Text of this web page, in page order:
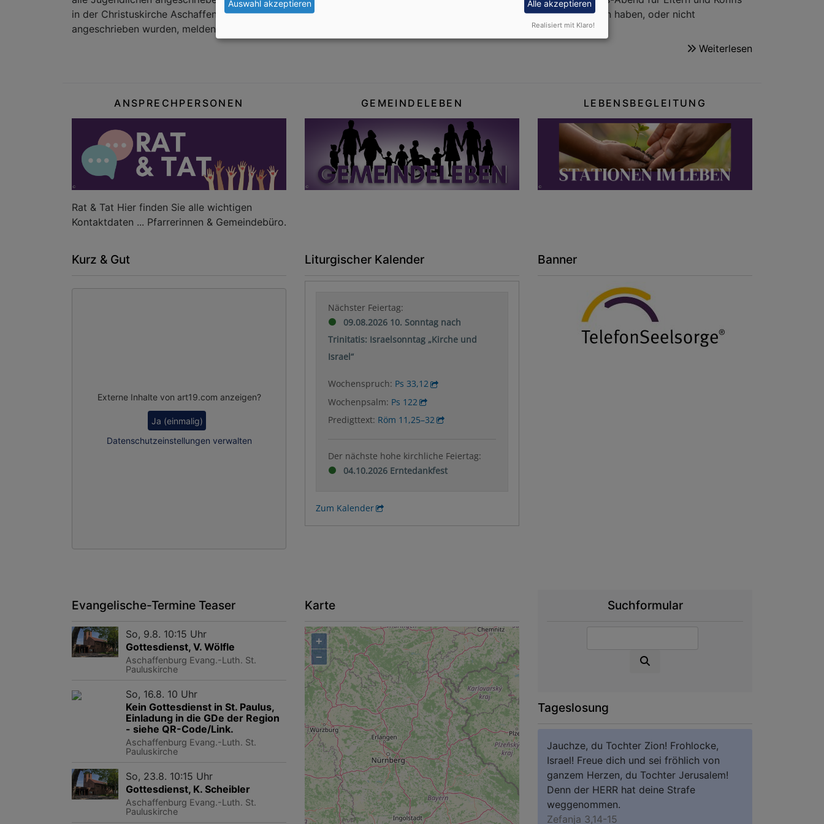
in der Christuskirche Aschaffenburg statt. Ende Juni 2026 ist dann der Anmeldeschluss. Wenn Sie dazu noch Fragen haben, oder nicht
angeschrieben wurden, melden Sie sich bitte im Pfarrbüro.
Weiterlesen
ANSPRECHPERSONEN
Rat & Tat Hier finden Sie alle wichtigen
Kontaktdaten ... Pfarrerinnen & Gemeindebüro.
GEMEINDELEBEN LEBENSBEGLEITUNG
Kurz & Gut
Externe Inhalte von art19.com anzeigen?
Ja (einmalig)
Datenschutzeinstellungen verwalten
Liturgischer Kalender
Nächster Feiertag:
09.08.2026 10. Sonntag nach
Trinitatis: Israelsonntag „Kirche und
Israel“
Wochenspruch: Ps 33,12
Wochenpsalm: Ps 122
Predigttext: Röm 11,25–32
Der nächste hohe kirchliche Feiertag:
04.10.2026 Erntedankfest
Zum Kalender
Banner
Evangelische-Termine Teaser
So, 9.8. 10:15 Uhr
Gottesdienst, V. Wölfle
Aschaffenburg Evang.-Luth. St.
Pauluskirche
So, 16.8. 10 Uhr
Kein Gottesdienst in St. Paulus,
Einladung in die GDe der Region
- siehe QR-Code/Link.
Aschaffenburg Evang.-Luth. St.
Pauluskirche
So, 23.8. 10:15 Uhr
Gottesdienst, K. Scheibler
Aschaffenburg Evang.-Luth. St.
Pauluskirche
Karte
+
−
Suchformular
Tageslosung
Jauchze, du Tochter Zion! Frohlocke,
Israel! Freue dich und sei fröhlich von
ganzem Herzen, du Tochter Jerusalem!
Denn der HERR hat deine Strafe
weggenommen.
Zefanja 3,14-15
Auswahl akzeptieren Alle akzeptieren
Realisiert mit Klaro!